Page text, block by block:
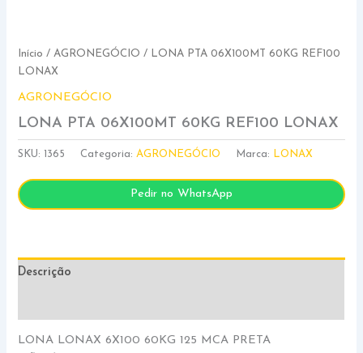
Início /AGRONEGÓCIO / LONA PTA 06X100MT 60KG REF100
LONAX
AGRONEGÓCIO
LONA PTA 06X100MT 60KG REF100 LONAX
SKU: 1365 Categoria:AGRONEGÓCIO Marca: LONAX
Pedir no WhatsApp
Descrição
LONA LONAX 6X100 60KG 125 MCA PRETA